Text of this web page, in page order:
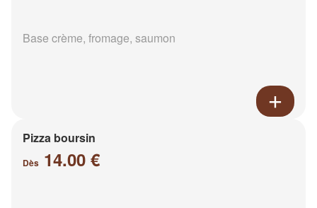
Base crème, fromage, saumon
Pizza boursin
Dès 14.00 €